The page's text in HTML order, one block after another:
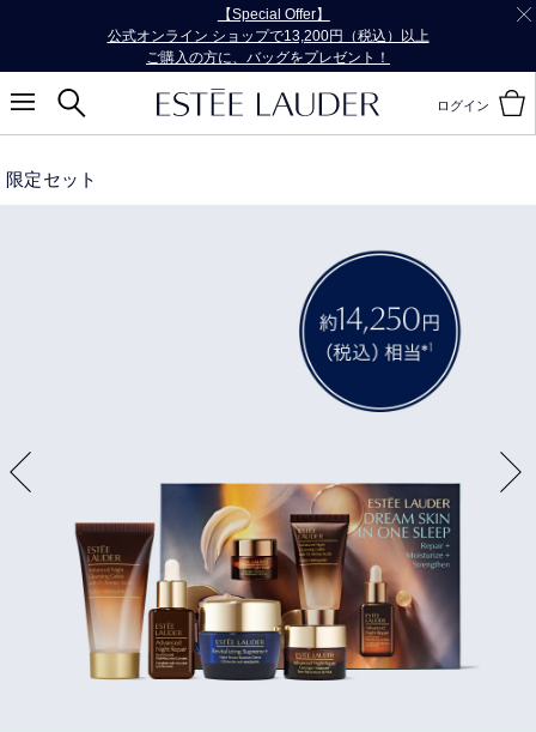
【Special Offer】
公式オンライン ショップで13,200円（税込）以上
ご購入の方に、バッグをプレゼント！
ログイン
限定セット